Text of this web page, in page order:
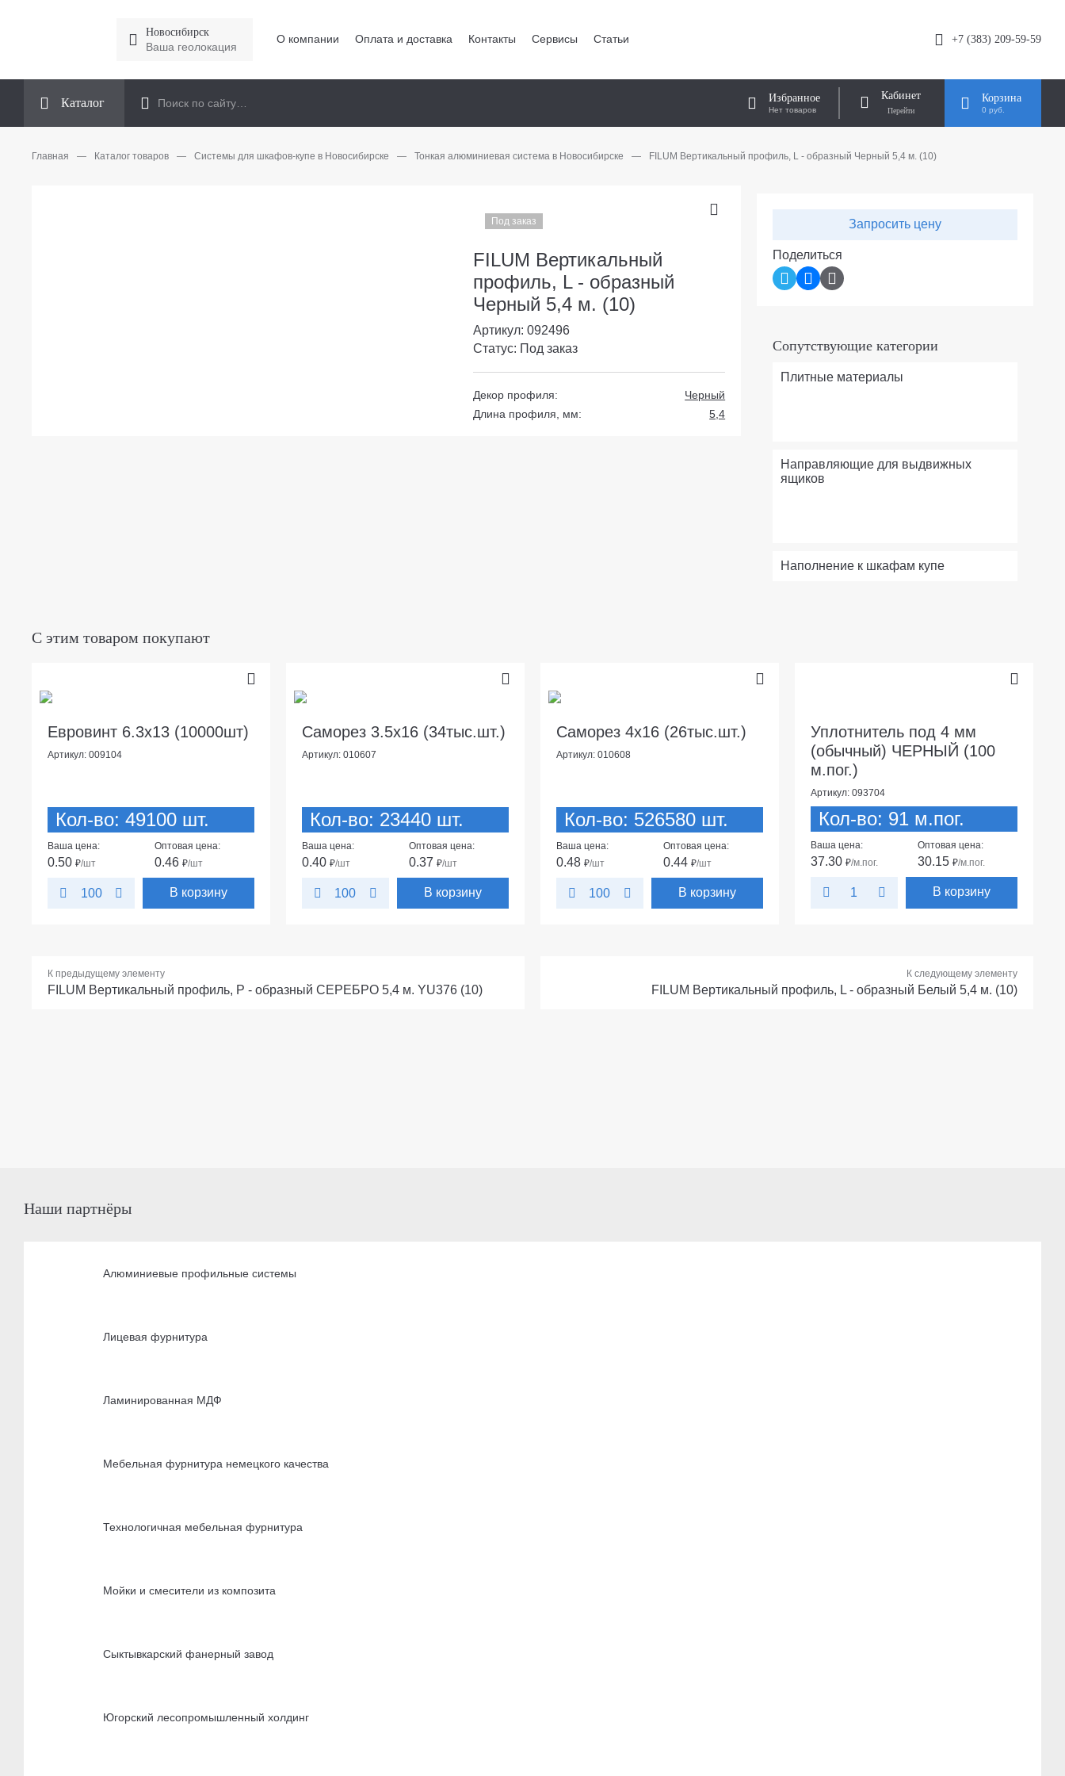
Новосибирск
Ваша геолокация
О компании Оплата и доставка Контакты Сервисы Статьи +7 (383) 209-59-59
Каталог Избранное
Нет товаров
Кабинет Корзина
0 руб.
Главная — Каталог товаров — Системы для шкафов-купе в Новосибирске — Тонкая алюминиевая система в Новосибирске — FILUM Вертикальный профиль, L - образный Черный 5,4 м. (10)
Запросить цену
Поделиться
Сопутствующие категории
Плитные материалы
Направляющие для выдвижных
ящиков
Наполнение к шкафам купе
Под заказ
FILUM Вертикальный
профиль, L - образный
Черный 5,4 м. (10)
Артикул: 092496
Статус: Под заказ
Декор профиля:
Черный
Длина профиля, мм:
5,4
С этим товаром покупают
Евровинт 6.3х13 (10000шт)
Артикул: 009104
Кол-во: 49100 шт.
Ваша цена:
0.50 ₽/шт
Оптовая цена:
0.46₽/шт
100 В корзину
Саморез 3.5х16 (34тыс.шт.)
Артикул: 010607
Кол-во: 23440 шт.
Ваша цена:
0.40 ₽/шт
Оптовая цена:
0.37₽/шт
100 В корзину
Саморез 4х16 (26тыс.шт.)
Артикул: 010608
Кол-во: 526580 шт.
Ваша цена:
0.48 ₽/шт
Оптовая цена:
0.44₽/шт
100 В корзину
Уплотнитель под 4 мм
(обычный) ЧЕРНЫЙ (100
м.пог.)
Артикул: 093704
Кол-во: 91 м.пог.
Ваша цена:
37.30 ₽/м.пог.
Оптовая цена:
30.15₽/м.пог.
В корзину
К предыдущему элементу
FILUM Вертикальный профиль, Р - образный СЕРЕБРО 5,4 м. YU376 (10)
К следующему элементу
FILUM Вертикальный профиль, L - образный Белый 5,4 м. (10)
Наши партнёры
Алюминиевые профильные системы
Лицевая фурнитура
Ламинированная МДФ
Мебельная фурнитура немецкого качества
Технологичная мебельная фурнитура
Мойки и смесители из композита
Сыктывкарский фанерный завод
Югорский лесопромышленный холдинг